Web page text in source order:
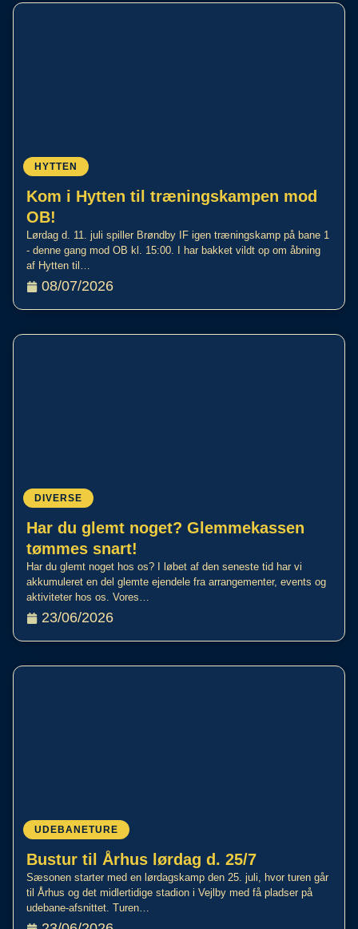
HYTTEN
Kom i Hytten til træningskampen mod
OB!
Lørdag d. 11. juli spiller Brøndby IF igen træningskamp på bane 1
- denne gang mod OB kl. 15:00. I har bakket vildt op om åbning
af Hytten til…
08/07/2026
DIVERSE
Har du glemt noget? Glemmekassen
tømmes snart!
Har du glemt noget hos os? I løbet af den seneste tid har vi
akkumuleret en del glemte ejendele fra arrangementer, events og
aktiviteter hos os. Vores…
23/06/2026
UDEBANETURE
Bustur til Århus lørdag d. 25/7
Sæsonen starter med en lørdagskamp den 25. juli, hvor turen går
til Århus og det midlertidige stadion i Vejlby med få pladser på
udebane-afsnittet. Turen…